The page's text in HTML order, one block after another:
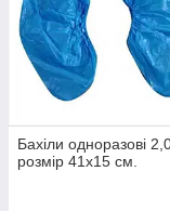
Бахіли одноразові
розмір 41х15 см.